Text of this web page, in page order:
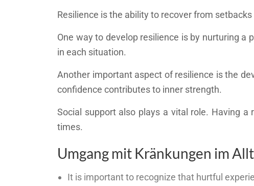
Resilience is the ability to recover from
One way to develop resilience is by nurturing a
in each situation.
Another important aspect of resilience is the
confidence contributes to inner strength.
Social support also plays a vital role. Having
times.
Umgang mit Kränkungen im
It is important to recognize that hurtful